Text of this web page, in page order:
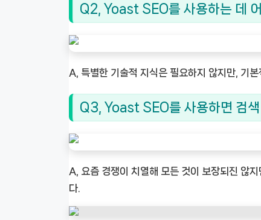
Q2, Yoast SEO를 사용하는 데
A, 특별한 기술적 지식은 필요하지 않지만, 기
Q3, Yoast SEO를 사용하면 검
A, 요즘 경쟁이 치열해 모든 것이 보장되진 않
다.